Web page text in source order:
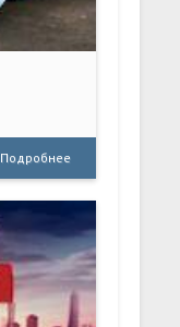
Подробнее